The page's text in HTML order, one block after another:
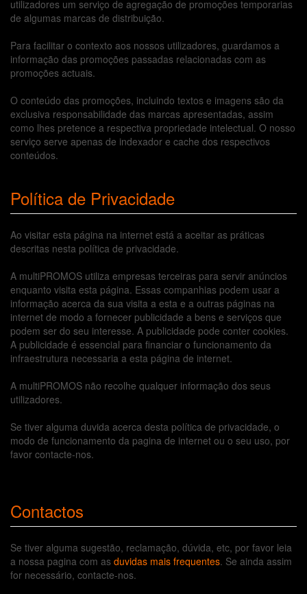
utilizadores um serviço de agregação de promoções temporarias
de algumas marcas de distribuição.
Para facilitar o contexto aos nossos utilizadores, guardamos a
informação das promoções passadas relacionadas com as
promoções actuais.
O conteúdo das promoções, incluindo textos e imagens são da
exclusiva responsabilidade das marcas apresentadas, assim
como lhes pretence a respectiva propriedade intelectual. O nosso
serviço serve apenas de indexador e cache dos respectivos
conteúdos.
Política de Privacidade
Ao visitar esta página na internet está a aceitar as práticas
descritas nesta política de privacidade.
A multiPROMOS utiliza empresas terceiras para servir anúncios
enquanto visita esta página. Essas companhias podem usar a
informação acerca da sua visita a esta e a outras páginas na
internet de modo a fornecer publicidade a bens e serviços que
podem ser do seu interesse. A publicidade pode conter cookies.
A publicidade é essencial para financiar o funcionamento da
infraestrutura necessaria a esta página de internet.
A multiPROMOS não recolhe qualquer informação dos seus
utilizadores.
Se tiver alguma duvida acerca desta política de privacidade, o
modo de funcionamento da pagina de internet ou o seu uso, por
favor contacte-nos.
Contactos
Se tiver alguma sugestão, reclamação, dúvida, etc, por favor leia
a nossa pagina com as duvidas mais frequentes. Se ainda assim
for necessário, contacte-nos.